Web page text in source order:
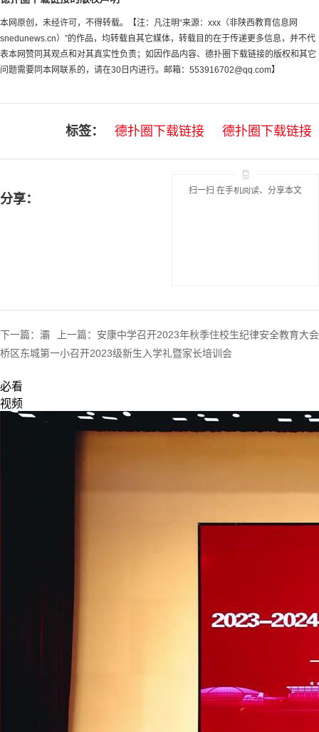
本网原创，未经许可，不得转载。【注：凡注明“来源：xxx（非陕西教育信息网
snedunews.cn）”的作品，均转载自其它媒体，转载目的在于传递更多信息，并不代
表本网赞同其观点和对其真实性负责；如因作品内容、德扑圈下载链接的版权和其它
问题需要同本网联系的，请在30日内进行。邮箱： 553916702@qq.com】
标签： 德扑圈下载链接 德扑圈下载链接
分享：
扫一扫 在手机阅读、分享本文
上一篇： 安康中学召开2023年秋季住校生纪律安全教育大会
下一篇： 灞
桥区东城第一小召开2023级新生入学礼暨家长培训会
必看
视频